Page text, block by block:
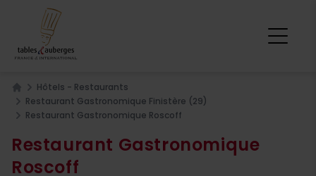
Home
Hôtels - Restaurants
Restaurant Gastronomique Finistère (29)
Restaurant Gastronomique Roscoff
Restaurant Gastronomique
Roscoff